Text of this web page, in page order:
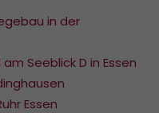
in der
Seeblick D in Essen
Essen